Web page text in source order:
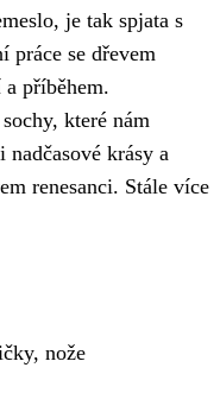
je tak spjata s
práce se dřevem
příběhem.
které nám
krásy a
renesanci. Stále více
nože